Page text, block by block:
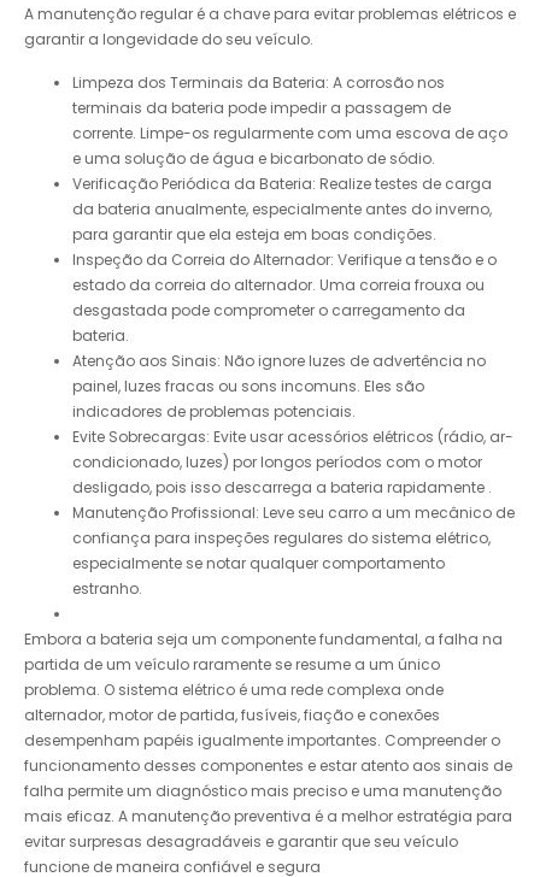
A manutenção regular é a chave para evitar problemas elétricos e
garantir a longevidade do seu veículo.
Limpeza dos Terminais da Bateria: A corrosão nos
terminais da bateria pode impedir a passagem de
corrente. Limpe-os regularmente com uma escova de aço
e uma solução de água e bicarbonato de sódio.
Verificação Periódica da Bateria: Realize testes de carga
da bateria anualmente, especialmente antes do inverno,
para garantir que ela esteja em boas condições.
Inspeção da Correia do Alternador: Verifique a tensão e o
estado da correia do alternador. Uma correia frouxa ou
desgastada pode comprometer o carregamento da
bateria.
Atenção aos Sinais: Não ignore luzes de advertência no
painel, luzes fracas ou sons incomuns. Eles são
indicadores de problemas potenciais.
Evite Sobrecargas: Evite usar acessórios elétricos (rádio, ar-
condicionado, luzes) por longos períodos com o motor
desligado, pois isso descarrega a bateria rapidamente .
Manutenção Profissional: Leve seu carro a um mecânico de
confiança para inspeções regulares do sistema elétrico,
especialmente se notar qualquer comportamento
estranho.
Embora a bateria seja um componente fundamental, a falha na
partida de um veículo raramente se resume a um único
problema. O sistema elétrico é uma rede complexa onde
alternador, motor de partida, fusíveis, fiação e conexões
desempenham papéis igualmente importantes. Compreender o
funcionamento desses componentes e estar atento aos sinais de
falha permite um diagnóstico mais preciso e uma manutenção
mais eficaz. A manutenção preventiva é a melhor estratégia para
evitar surpresas desagradáveis e garantir que seu veículo
funcione de maneira confiável e segura